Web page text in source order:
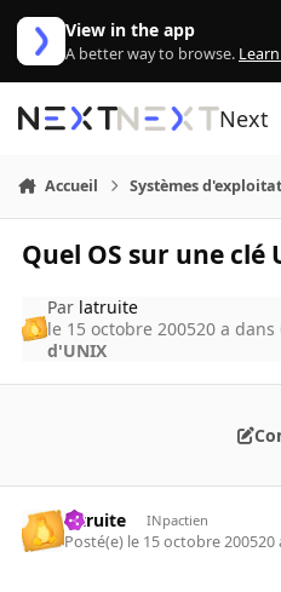
Aller au contenu
View in the app
A better way to browse.
Next
Accueil Systèmes
Quel OS sur une clé
Par latruite
le 15 octobre 200520 a dans
d'UNIX
latruite INpactien
Posté(e) le 15 octobre 200520